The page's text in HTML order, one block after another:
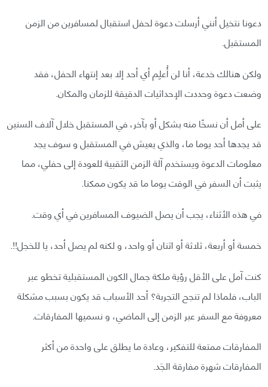
دعونا نتخيل أنني أرسلت دعوة لحفل استقبال لمسافرين من الزمن
المستقبل.
ولكن هنالك خدعة، أنا لن أُعلِم أي أحد إلا بعد إنتهاء الحفل، فقد
وضعت دعوة وحددت الإحداثيات الدقيقة للزمان والمكان.
على أمل أن نسخًا منه بشكل أو بآخر، في المستقبل خلال آلاف السنين
قد يجدها أحد يوما ما، والذي يعيش في المستقبل و سوف يجد
معلومات الدعوة ويستخدم آلة الزمن الثقبية للعودة إلى حفلي، مما
يثبت أن السفر في الوقت يوما ما قد يكون ممكنا.
في هذه الأثناء، يجب أن يصل الضيوف المسافرين في أي وقت.
خمسة أو أربعة، ثلاثة أو اثنان أو واحد، و لكنه لم يصل أحد، يا للخجل!!.
كنت آمل على الأقل رؤية ملكة جمال الكون المستقبلية تخطو عبر
الباب، فلماذا لم تنجح التجربة؟ أحد الأسباب قد يكون بسبب مشكلة
معروفة مع السفر عبر الزمن إلى الماضي، و نسميها المفارقات.
المفارقات ممتعة للتفكير، وعادة ما يطلق على واحدة من أكثر
المفارقات شهرة مفارقة الجَد.